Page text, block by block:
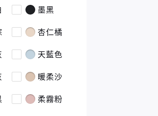
墨黑
杏仁橘
天藍色
暖柔沙
柔霧粉